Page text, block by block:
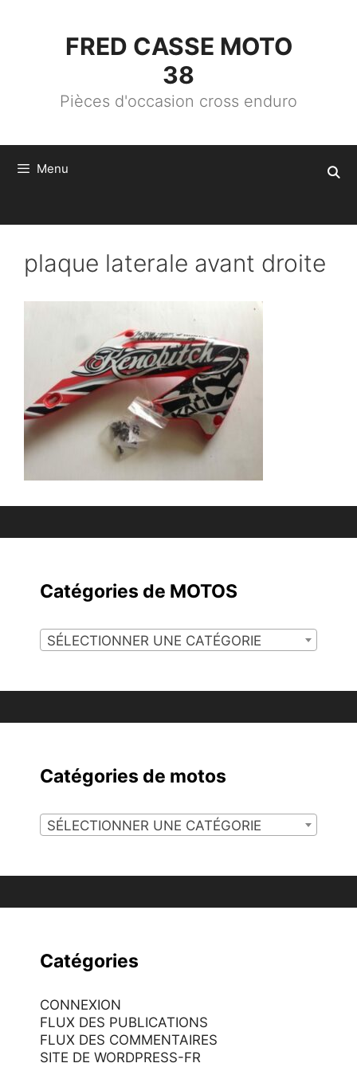
FRED CASSE MOTO
38
Pièces d'occasion cross enduro
Menu
plaque laterale avant droite
Catégories de MOTOS
SÉLECTIONNER UNE CATÉGORIE
Catégories de motos
SÉLECTIONNER UNE CATÉGORIE
Catégories
CONNEXION
FLUX DES PUBLICATIONS
FLUX DES COMMENTAIRES
SITE DE WORDPRESS-FR